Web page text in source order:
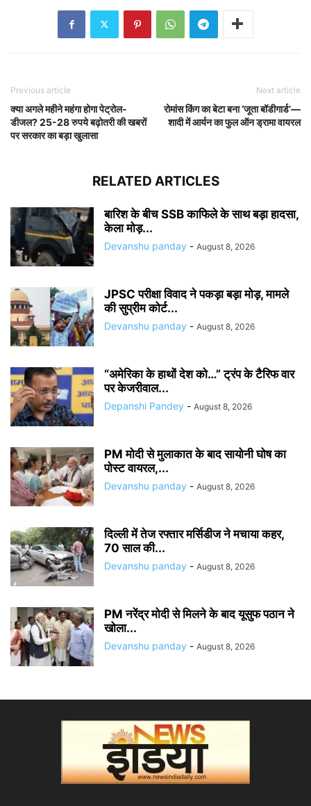
Previous article
क्या अगले महीने महंगा होगा पेट्रोल-
डीजल? 25-28 रुपये बढ़ोतरी की खबरों
पर सरकार का बड़ा खुलासा
Next article
रोमांस किंग का बेटा बना ‘जूता बॉडीगार्ड’—
शादी में आर्यन का फुल ऑन ड्रामा वायरल
RELATED ARTICLES
बारिश के बीच SSB काफिले के साथ बड़ा हादसा,
केला मोड़...
Devanshu panday - August 8, 2026
JPSC परीक्षा विवाद ने पकड़ा बड़ा मोड़, मामले
की सुप्रीम कोर्ट...
Devanshu panday - August 8, 2026
“अमेरिका के हाथों देश को…” ट्रंप के टैरिफ वार
पर केजरीवाल...
Depanshi Pandey - August 8, 2026
PM मोदी से मुलाकात के बाद सायोनी घोष का
पोस्ट वायरल,...
Devanshu panday - August 8, 2026
दिल्ली में तेज रफ्तार मर्सिडीज ने मचाया कहर,
70 साल की...
Devanshu panday - August 8, 2026
PM नरेंद्र मोदी से मिलने के बाद यूसुफ पठान ने
खोला...
Devanshu panday - August 8, 2026